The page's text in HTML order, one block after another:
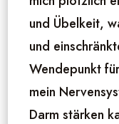
und Übelkeit,
und
Wendepunkt
mein
Darm stärken